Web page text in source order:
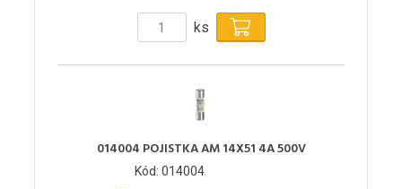
ks
014004 POJISTKA AM 14X51 4A 500V
Kód: 014004